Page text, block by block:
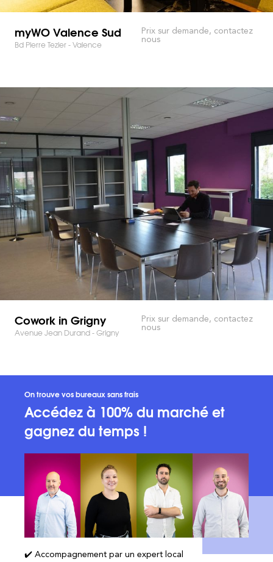
myWO Valence Sud
Bd Pierre Tezier - Valence
Prix sur demande, contactez
nous
Cowork in Grigny
Avenue Jean Durand - Grigny
Prix sur demande, contactez
nous
On trouve vos bureaux sans frais
Accédez à 100% du marché et
gagnez du temps !
✔️ Accompagnement par un expert local